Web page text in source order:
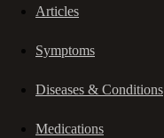
Articles
Symptoms
Diseases & Conditions
Medications